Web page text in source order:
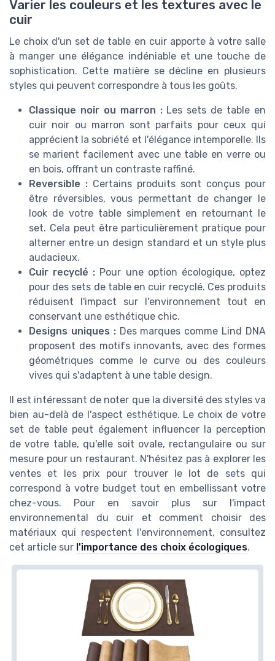
Varier les couleurs et les textures avec le
cuir
Le choix d'un set de table en cuir apporte à votre salle
à manger une élégance indéniable et une touche de
sophistication. Cette matière se décline en plusieurs
styles qui peuvent correspondre à tous les goûts.
Classique noir ou marron :Les sets de table en
cuir noir ou marron sont parfaits pour ceux qui
apprécient la sobriété et l'élégance intemporelle. Ils
se marient facilement avec une table en verre ou
en bois, offrant un contraste raffiné.
Reversible : Certains produits sont conçus pour
être réversibles, vous permettant de changer le
look de votre table simplement en retournant le
set. Cela peut être particulièrement pratique pour
alterner entre un design standard et un style plus
audacieux.
Cuir recyclé : Pour une option écologique, optez
pour des sets de table en cuir recyclé. Ces produits
réduisent l'impact sur l'environnement tout en
conservant une esthétique chic.
Designs uniques :Des marques comme Lind DNA
proposent des motifs innovants, avec des formes
géométriques comme le curve ou des couleurs
vives qui s'adaptent à une table design.
Il est intéressant de noter que la diversité des styles va
bien au-delà de l'aspect esthétique. Le choix de votre
set de table peut également influencer la perception
de votre table, qu'elle soit ovale, rectangulaire ou sur
mesure pour un restaurant. N'hésitez pas à explorer les
ventes et les prix pour trouver le lot de sets qui
correspond à votre budget tout en embellissant votre
chez-vous. Pour en savoir plus sur l'impact
environnemental du cuir et comment choisir des
matériaux qui respectent l'environnement, consultez
cet article sur l'importance des choix écologiques.